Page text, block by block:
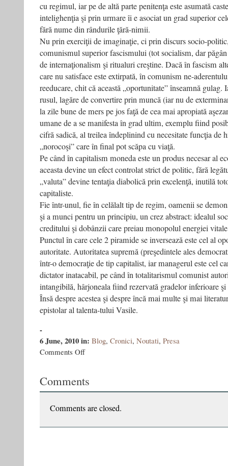
cu regimul, iar pe de altă parte penitenţa este asumată
intelighenţia şi prin urmare îi e asociat un grad superior
fără nume din rândurile ţără-nimii.
Nu prin exerciţii de imaginaţie, ci prin discurs socio-
comunismul superior fascismului (tot socialism, dar
de internaţionalism şi ritualuri creştine. Dacă în fascism
care nu satisface este extirpată, în comunism ne-
reeducare, chit că această „oportunitate” înseamnă gulag.
rusul, lagăre de convertire prin muncă (iar nu de
la zile bune de mers pe jos faţă de cea mai apropiată
umane de a se manifesta în grad ultim, exemplu fiind
cifră sadică, al treilea îndeplinind cu necesitate funcţia de
„norocoşi” care în final pot scăpa cu viaţă.
Pe când în capitalism moneda este un produs necesar al
aceasta devine un efect controlat strict de politic, fără
„valuta” devine tentaţia diabolică prin excelenţă, inutilă
capitaliste.
Fie într-unul, fie în celălalt tip de regim, oamenii se
şi a munci pentru un principiu, un crez abstract: idealul
creditului şi dobânzii care preiau monopolul energiei
Punctul în care cele 2 piramide se inversează este cel al
autoritate. Autoritatea supremă (preşedintele ales
într-o democraţie de tip capitalist, iar managerul este cel
dictator inatacabil, pe când în totalitarismul comunist
intangibilă, hârjoneala fiind rezervată gradelor inferioare
Însă despre acestea şi despre încă mai multe şi mai
epistolar al talenta-tului Vasile.
-
6 June, 2010in: Blog, Cronici, Noutati, Presa
Comments Offon
scriitori
Comments
Comments are closed.